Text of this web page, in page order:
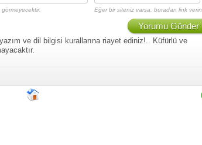
görmeyecektir. Eğer bir siteniz varsa, buradan link verin.
Yorumu Gönder
ve dil bilgisi kurallarına riayet ediniz!.. Küfürlü ve